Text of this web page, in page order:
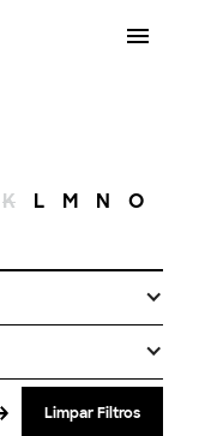
K L M N O
Limpar Filtros